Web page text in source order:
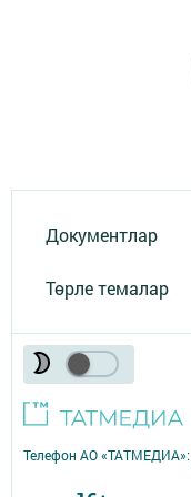
Документлар
Төрле темалар
Телефон АО «ТАТМЕДИА»: